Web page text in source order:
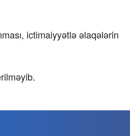
ictimaiyyətlə əlaqələrin